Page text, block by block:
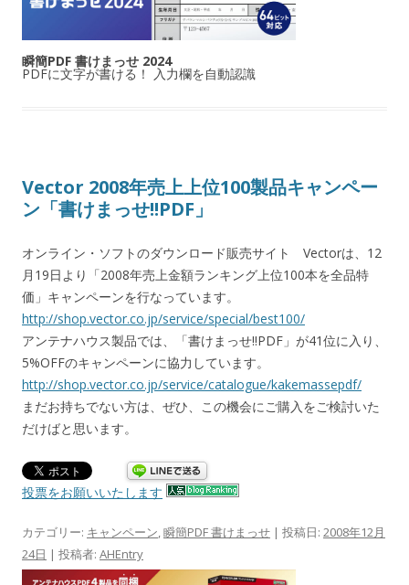
瞬簡PDF 書けまっせ 2024
PDFに文字が書ける！ 入力欄を自動認識
Vector 2008年売上上位100製品キャンペー
ン「書けまっせ!!PDF」
オンライン・ソフトのダウンロード販売サイト Vectorは、12
月19日より「2008年売上金額ランキング上位100本を全品特
価」キャンペーンを行なっています。
http://shop.vector.co.jp/service/special/best100/
アンテナハウス製品では、「書けまっせ!!PDF」が41位に入り、
5%OFFのキャンペーンに協力しています。
http://shop.vector.co.jp/service/catalogue/kakemassepdf/
まだお持ちでない方は、ぜひ、この機会にご購入をご検討いた
だけばと思います。
投票をお願いいたします
カテゴリー: キャンペーン,瞬簡PDF 書けまっせ | 投稿日: 2008年12月
24日 | 投稿者: AHEntry